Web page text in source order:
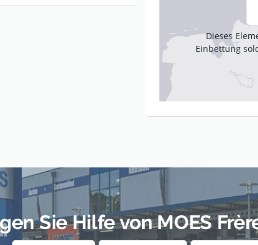
und von
keine Bremse, darf daher
Es dürfen keine
langsam ziehen.
Dieses
Einbettung
Sie Hilfe von MOES